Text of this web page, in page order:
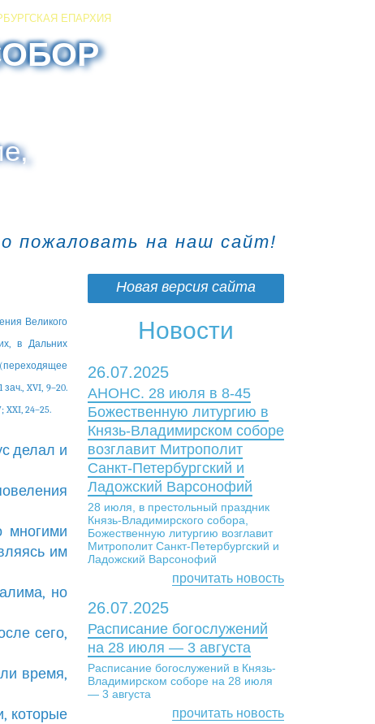
ЕПАРХИЯ
пожаловать на наш сайт!
Великого
в Дальних
XVI, 9–20.
XXI, 24–25.
делал и
многими
им
но
сего,
время,
которые
Новая версия сайта
Новости
26.07.2025
АНОНС. 28 июля в 8-45
Божественную литургию в
Князь-Владимирском соборе
возглавит Митрополит
Санкт-Петербургский и
Ладожский Варсонофий
28 июля, в престольный праздник
Князь-Владимирского собора,
Божественную литургию возглавит
Митрополит Санкт-Петербургский и
Ладожский Варсонофий
прочитать новость
26.07.2025
Расписание богослужений
на 28 июля — 3 августа
Расписание богослужений в Князь-
Владимирском соборе на 28 июля
— 3 августа
прочитать новость